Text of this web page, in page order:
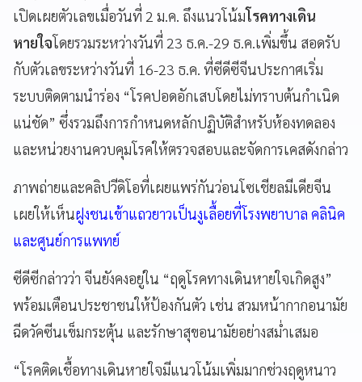
เปิดเผยตัวเลขเมื่อวันที่ 2 ม.ค. ถึงแนวโน้มโรคทางเดิน
หายใจโดยรวมระหว่างวันที่ 23 ธ.ค.-29 ธ.ค.เพิ่มขึ้น สอดรับ
กับตัวเลขระหว่างวันที่ 16-23 ธ.ค. ที่ซีดีซีจีนประกาศเริ่ม
ระบบติดตามนำร่อง “โรคปอดอักเสบโดยไม่ทราบต้นกำเนิด
แน่ชัด” ซึ่งรวมถึงการกำหนดหลักปฏิบัติสำหรับห้องทดลอง
และหน่วยงานควบคุมโรคให้ตรวจสอบและจัดการเคสดังกล่าว
ภาพถ่ายและคลิปวีดิโอที่เผยแพร่กันว่อนโซเชียลมีเดียจีน
เผยให้เห็นฝูงชนเข้าแถวยาวเป็นงูเลื้อยที่โรงพยาบาล คลินิค
และศูนย์การแพทย์
ซีดีซีกล่าวว่า จีนยังคงอยู่ใน “ฤดูโรคทางเดินหายใจเกิดสูง”
พร้อมเตือนประชาชนให้ป้องกันตัว เช่น สวมหน้ากากอนามัย
ฉีดวัคซีนเข็มกระตุ้น และรักษาสุขอนามัยอย่างสม่ำเสมอ
“โรคติดเชื้อทางเดินหายใจมีแนวโน้มเพิ่มมากช่วงฤดูหนาว